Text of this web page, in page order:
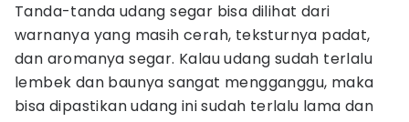
Tanda-tanda udang segar bisa dilihat dari
warnanya yang masih cerah, teksturnya padat,
dan aromanya segar. Kalau udang sudah terlalu
lembek dan baunya sangat mengganggu, maka
bisa dipastikan udang ini sudah terlalu lama dan